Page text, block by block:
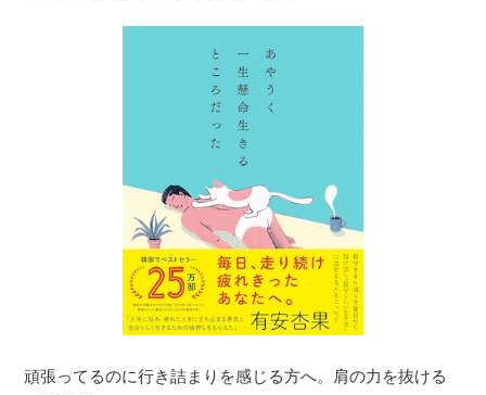
頑張ってるのに行き詰まりを感じる方へ。肩の力を抜ける